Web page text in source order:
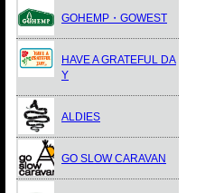
GOHEMP・GOWEST
HAVE A GRATEFUL DA
Y
ALDIES
GO SLOW CARAVAN